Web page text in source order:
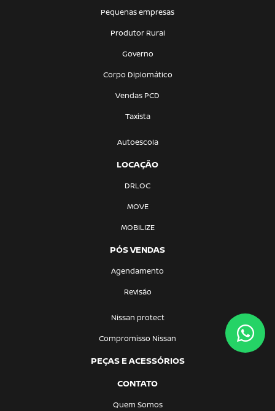
Pequenas empresas
Produtor Rural
Governo
Corpo Diplomático
Vendas PCD
Taxista
Autoescola
LOCAÇÃO
DRLOC
MOVE
MOBILIZE
PÓS VENDAS
Agendamento
Revisão
Nissan protect
Compromisso Nissan
PEÇAS E ACESSÓRIOS
CONTATO
Quem Somos